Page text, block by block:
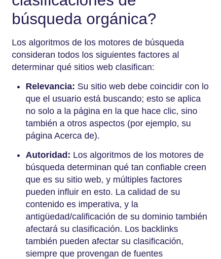
búsqueda orgánica?
Los algoritmos de los motores de búsqueda
consideran todos los siguientes factores al
determinar qué sitios web clasifican:
Relevancia: Su sitio web debe coincidir con lo
que el usuario está buscando; esto se aplica
no solo a la página en la que hace clic, sino
también a otros aspectos (por ejemplo, su
página Acerca de).
Autoridad: Los algoritmos de los motores de
búsqueda determinan qué tan confiable creen
que es su sitio web, y múltiples factores
pueden influir en esto. La calidad de su
contenido es imperativa, y la
antigüedad/calificación de su dominio también
afectará su clasificación. Los backlinks
también pueden afectar su clasificación,
siempre que provengan de fuentes